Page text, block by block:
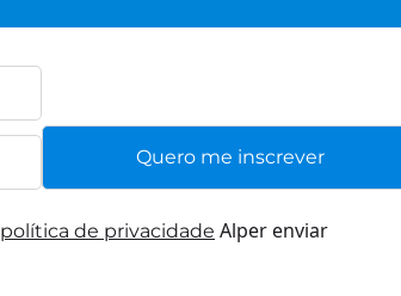
política de privacidade Alper enviar